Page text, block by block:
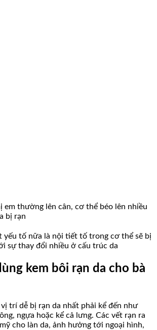
em thường lên cân, cơ thể béo lên nhiều
bị rạn
yếu tố nữa là nội tiết tố trong cơ thể sẽ bị
sự thay đổi nhiều ở cấu trúc da
kem bôi rạn da cho bà
trí dễ bị rạn da nhất phải kể đến như
ngựa hoặc kể cả lưng. Các vết rạn ra
cho làn da, ảnh hưởng tới ngoại hình,